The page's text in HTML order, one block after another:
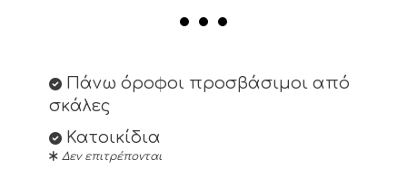
Πάνω όροφοι προσβάσιμοι από
σκάλες
Κατοικίδια
Δεν επιτρέπονται